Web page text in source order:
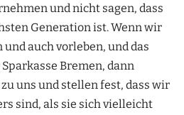
und nicht sagen, dass
Generation ist. Wenn wir
auch vorleben, und das
Bremen, dann
uns und stellen fest, dass wir
sind, als sie sich vielleicht